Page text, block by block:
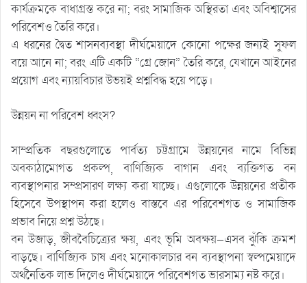
কার্যক্রমকে বাধাগ্রস্ত করে না; বরং সামাজিক অস্থিরতা এবং অবিশ্বাসের
পরিবেশও তৈরি করে।
এ ধরনের দ্বৈত শাসনব্যবস্থা দীর্ঘমেয়াদে কোনো পক্ষের জন্যই সুফল
বয়ে আনে না; বরং এটি একটি “গ্রে জোন” তৈরি করে, যেখানে আইনের
প্রয়োগ এবং ন্যায়বিচার উভয়ই প্রশ্নবিদ্ধ হয়ে পড়ে।
উন্নয়ন না পরিবেশ ধ্বংস?
সাম্প্রতিক বছরগুলোতে পার্বত্য চট্টগ্রামে উন্নয়নের নামে বিভিন্ন
অবকাঠামোগত প্রকল্প, বাণিজ্যিক বাগান এবং ব্যক্তিগত বন
ব্যবস্থাপনার সম্প্রসারণ লক্ষ্য করা যাচ্ছে। এগুলোকে উন্নয়নের প্রতীক
হিসেবে উপস্থাপন করা হলেও বাস্তবে এর পরিবেশগত ও সামাজিক
প্রভাব নিয়ে প্রশ্ন উঠছে।
বন উজাড়, জীববৈচিত্র্যের ক্ষয়, এবং ভূমি অবক্ষয়—এসব ঝুঁকি ক্রমশ
বাড়ছে। বাণিজ্যিক চাষ এবং মনোকালচার বন ব্যবস্থাপনা স্বল্পমেয়াদে
অর্থনৈতিক লাভ দিলেও দীর্ঘমেয়াদে পরিবেশগত ভারসাম্য নষ্ট করে।